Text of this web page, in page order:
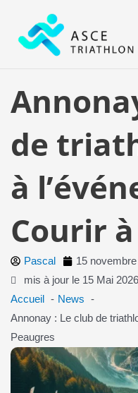
contenu
de
à
Courir
Pascal 15
mis à jour le 15 Mai
Accueil
News
Annonay : Le club de
Peaugres